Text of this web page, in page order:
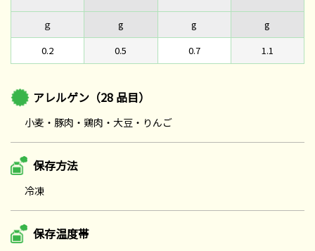
ｇ
0.2
g
0.5
g
0.7
g
1.1
アレルゲン（28 品目）
小麦・豚肉・鶏肉・大豆・りんご
保存方法
冷凍
保存温度帯